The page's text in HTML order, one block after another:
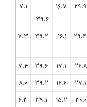
۳۹.۶
۷.۱
۱۶.۱ ۳۹.۲ ۷.۳
۲۶.۸ ۱۷.۱ ۳۹.۶
۷.۴
۲۷.۱ ۱۶.۶ ۳۹.۲
۸.۰
۳۰.۰ ۱۵.۲ ۳۹.۱
۶.۳